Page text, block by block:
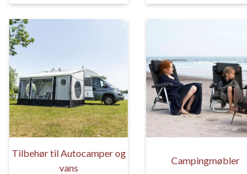
Tilbehør til Autocamper og
vans
Campingmøbler